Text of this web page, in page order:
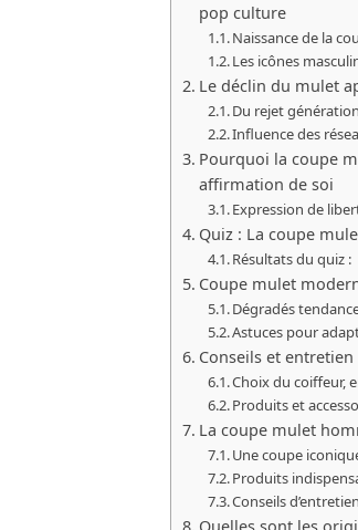
pop culture
Naissance de la
Les icônes
Le déclin du mulet
Du rejet
Influence des
Pourquoi la coupe
affirmation de soi
Expression de
Quiz : La coupe
Résultats du quiz :
Coupe mulet
Dégradés
Astuces pour
Conseils et
Choix du coiffeur,
Produits et
La coupe mulet
Une coupe
Produits
Conseils